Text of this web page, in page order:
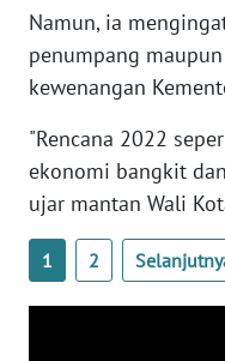
Namun, ia
penumpang
kewenangan
"Rencana 2022
ekonomi bangkit
ujar mantan Wali
1 2
WN
SULBAR
BABEL
WN